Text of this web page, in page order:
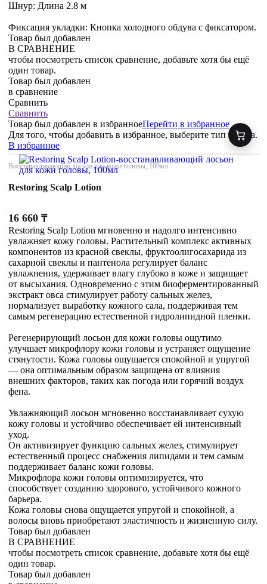
Шнур: Длина 2.8 м
Фиксация укладки: Кнопка холодного обдува с фиксатором.
Товар был добавлен
В СРАВНЕНИЕ
чтобы посмотреть список сравнение, добавьте хотя бы ещё
один товар.
Товар был добавлен
в сравнение
Сравнить
Сравнить
Товар был добавлен в избранноеПерейти в избранное
Для того, чтобы добавить в избранное, выберите тип товара.
В избранное
Восстанавливающий лосьон для кожи головы, 100мл
Restoring Scalp Lotion
16 660 ₸
Restoring Scalp Lotion мгновенно и надолго интенсивно
увлажняет кожу головы. Растительный комплекс активных
компонентов из красной свеклы, фруктоолигосахарида из
сахарной свеклы и пантенола регулирует баланс
увлажнения, удерживает влагу глубоко в коже и защищает
от высыхания. Одновременно с этим биоферментированный
экстракт овса стимулирует работу сальных желез,
нормализует выработку кожного сала, поддерживая тем
самым регенерацию естественной гидролипидной пленки.
Регенерирующий лосьон для кожи головы ощутимо
улучшает микрофлору кожи головы и устраняет ощущение
стянутости. Кожа головы ощущается спокойной и упругой
— она оптимальным образом защищена от влияния
внешних факторов, таких как погода или горячий воздух
фена.
Увлажняющий лосьон мгновенно восстанавливает сухую
кожу головы и устойчиво обеспечивает ей интенсивный
уход.
Он активизирует функцию сальных желез, стимулирует
естественный процесс снабжения липидами и тем самым
поддерживает баланс кожи головы.
Микрофлора кожи головы оптимизируется, что
способствует созданию здорового, устойчивого кожного
барьера.
Кожа головы снова ощущается упругой и спокойной, а
волосы вновь приобретают эластичность и жизненную силу.
Товар был добавлен
В СРАВНЕНИЕ
чтобы посмотреть список сравнение, добавьте хотя бы ещё
один товар.
Товар был добавлен